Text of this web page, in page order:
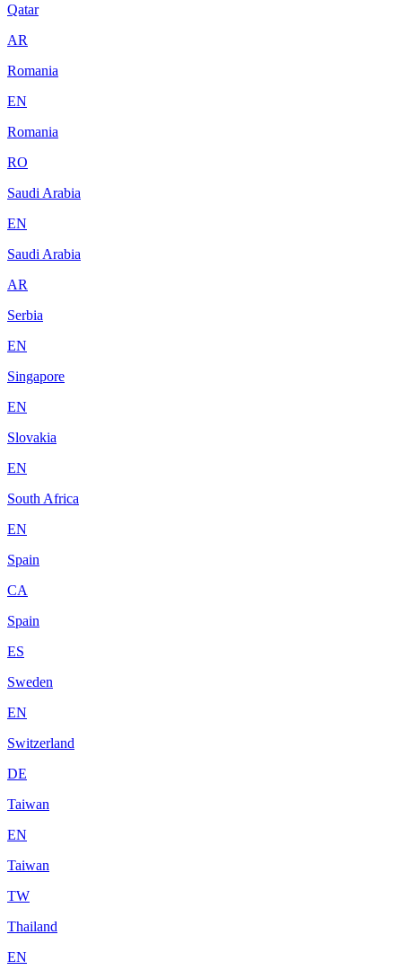
Qatar
AR
Romania
EN
Romania
RO
Saudi Arabia
EN
Saudi Arabia
AR
Serbia
EN
Singapore
EN
Slovakia
EN
South Africa
EN
Spain
CA
Spain
ES
Sweden
EN
Switzerland
DE
Taiwan
EN
Taiwan
TW
Thailand
EN